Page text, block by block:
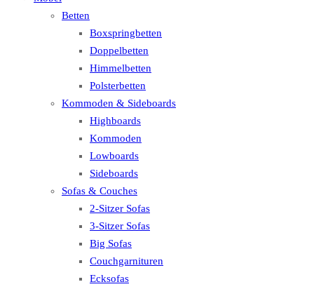
Betten
Boxspringbetten
Doppelbetten
Himmelbetten
Polsterbetten
Kommoden & Sideboards
Highboards
Kommoden
Lowboards
Sideboards
Sofas & Couches
2-Sitzer Sofas
3-Sitzer Sofas
Big Sofas
Couchgarnituren
Ecksofas